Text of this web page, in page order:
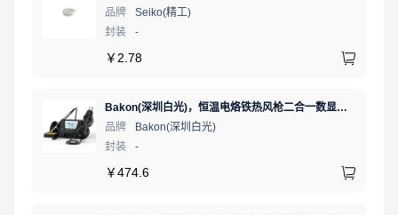
品牌
Seiko(精工)
封装
-
￥ 2.78
Bakon(深圳白光)，恒温电烙铁热风枪二合一数显可调温大功率无铅拆焊台，BK881（新老款交替发货）
品牌
Bakon(深圳白光)
封装
-
￥474.6